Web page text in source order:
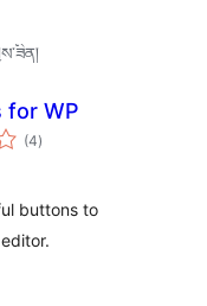
for WP
(4གདེང་
འཇོག་
)
buttons to